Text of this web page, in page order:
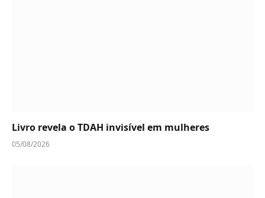
Livro revela o TDAH invisível em mulheres
05/08/2026